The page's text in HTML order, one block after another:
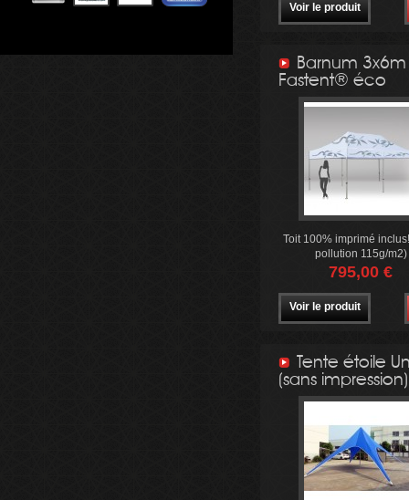
Voir le produit
Barnum 3x6m
Fastent® éco
Toit 100% imprimé
pollution 115g/m2)
795,00 €
Voir le produit
Tente étoile
(sans impression)